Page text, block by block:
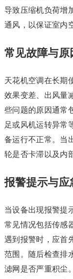
导致压缩机负荷增
通风，以保证室内
常见故障与原
天花机空调在长期
效果变差、出风量
些问题的原因通常
足或风机运转异常
备运行不正常。当
轮是否卡滞以及内
报警提示与应
当设备出现报警提
常见情况包括传感
遇到报警时，应首
范围。随后检查排
滤网是否严重积尘